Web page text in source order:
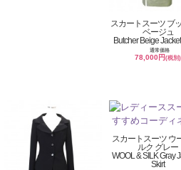
スカートスーツ ブ
ベージュ
Butcher Beige
通常価格
78,000円(税別)
スカートスーツ ウ
ルク グレー
WOOL & SILK Gray
Skirt